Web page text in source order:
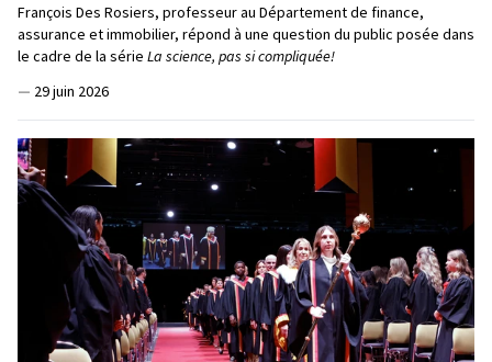
François Des Rosiers, professeur au Département de finance,
assurance et immobilier, répond à une question du public posée dans
le cadre de la série La science, pas si compliquée!
— 29 juin 2026